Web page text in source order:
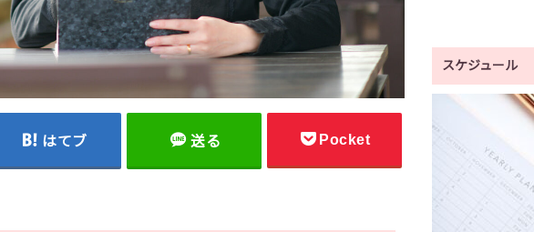
はてブ 送る Pocket
スケジュール